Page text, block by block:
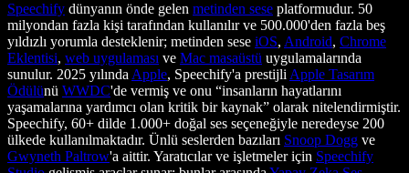
Speechify dünyanın önde gelen metinden sese platformudur. 50
milyondan fazla kişi tarafından kullanılır ve 500.000'den fazla beş
yıldızlı yorumla desteklenir; metinden sese iOS, Android, Chrome
Eklentisi, web uygulaması ve Mac masaüstü uygulamalarında
sunulur. 2025 yılında Apple, Speechify'a prestijli Apple Tasarım
Ödülünü WWDC'de vermiş ve onu “insanların hayatlarını
yaşamalarına yardımcı olan kritik bir kaynak” olarak nitelendirmiştir.
Speechify, 60+ dilde 1.000+ doğal ses seçeneğiyle neredeyse 200
ülkede kullanılmaktadır. Ünlü seslerden bazıları Snoop Dogg ve
Gwyneth Paltrow'a aittir. Yaratıcılar ve işletmeler için Speechify